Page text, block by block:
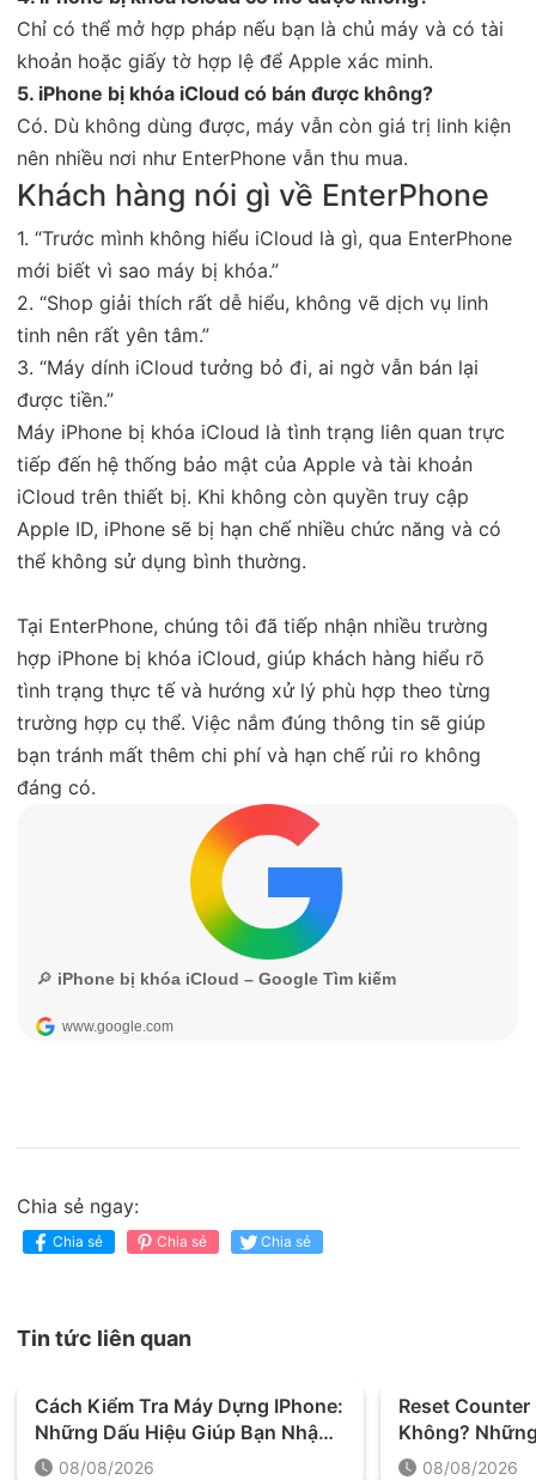
Chỉ có thể mở hợp pháp nếu bạn là chủ máy và có tài
khoản hoặc giấy tờ hợp lệ để Apple xác minh.
5. iPhone bị khóa iCloud có bán được không?
Có. Dù không dùng được, máy vẫn còn giá trị linh kiện
nên nhiều nơi như EnterPhone vẫn thu mua.
Khách hàng nói gì về EnterPhone
1. “Trước mình không hiểu iCloud là gì, qua EnterPhone
mới biết vì sao máy bị khóa.”
2. “Shop giải thích rất dễ hiểu, không vẽ dịch vụ linh
tinh nên rất yên tâm.”
3. “Máy dính iCloud tưởng bỏ đi, ai ngờ vẫn bán lại
được tiền.”
Máy iPhone bị khóa iCloud là tình trạng liên quan trực
tiếp đến hệ thống bảo mật của Apple và tài khoản
iCloud trên thiết bị. Khi không còn quyền truy cập
Apple ID, iPhone sẽ bị hạn chế nhiều chức năng và có
thể không sử dụng bình thường.
Tại EnterPhone, chúng tôi đã tiếp nhận nhiều trường
hợp iPhone bị khóa iCloud, giúp khách hàng hiểu rõ
tình trạng thực tế và hướng xử lý phù hợp theo từng
trường hợp cụ thể. Việc nắm đúng thông tin sẽ giúp
bạn tránh mất thêm chi phí và hạn chế rủi ro không
đáng có.
Chia sẻ ngay:
Chia sẻ Chia sẻ Chia sẻ
Tin tức liên quan
Cách Kiểm Tra Máy Dựng IPhone:
Những Dấu Hiệu Giúp Bạn Nhận
Biết Chính Xác
08/08/2026
Reset
Không?
Trước Khi
08/08/2026